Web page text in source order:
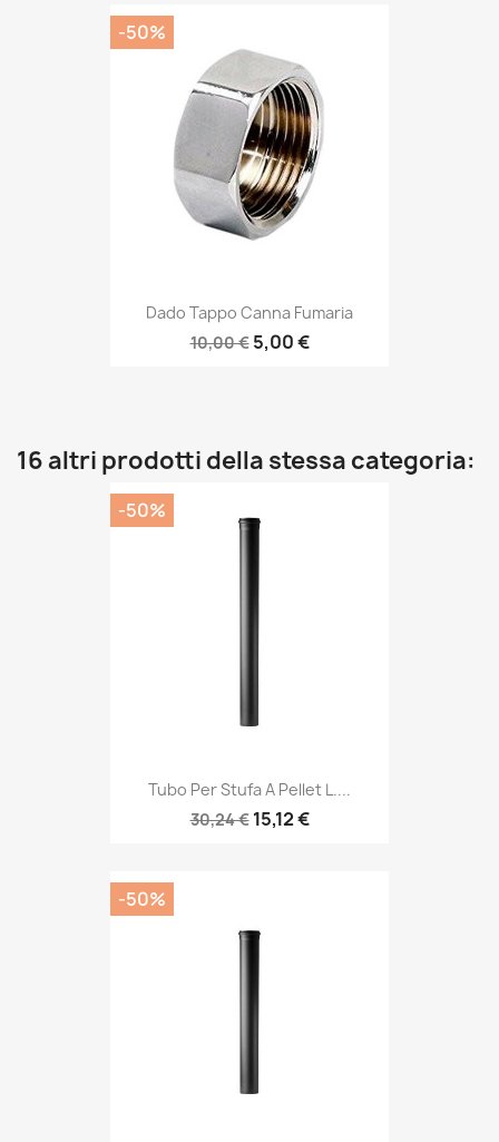
Dado Tappo Canna Fumaria
10,00 € 5,00 €
-50%
16 altri prodotti della stessa categoria:
Tubo Per Stufa A Pellet L....
30,24 € 15,12 €
-50%
-50%